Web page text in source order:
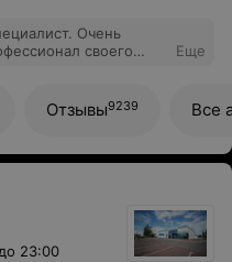
Очень
своего
Еще
Отзывы9239 Все
до 23:00